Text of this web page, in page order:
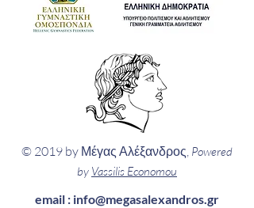
© 2019 by Μέγας Αλέξανδρος, Powered
by Vassilis Economou
email : info@megasalexandros.gr